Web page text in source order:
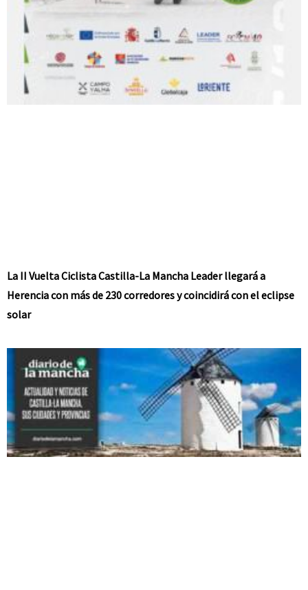
La II Vuelta Ciclista Castilla-La Mancha Leader llegará a
Herencia con más de 230 corredores y coincidirá con el eclipse
solar